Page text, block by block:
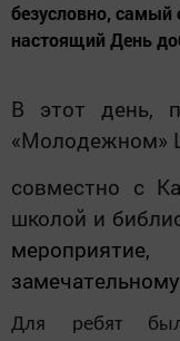
безусловно, самый
настоящий День
В этот день,
«Молодежном»
совместно с
школой и
Для ребят